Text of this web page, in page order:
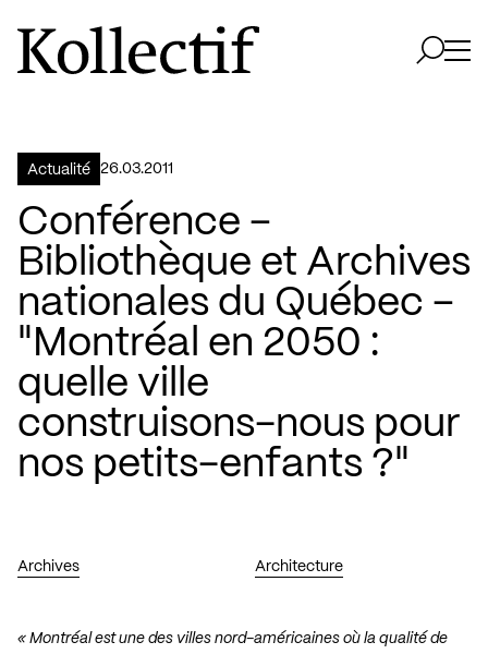
Aller à la page d'accueil
Logo Kollectif
Actualité 26.03.2011
Conférence –
Bibliothèque et Archives
nationales du Québec –
"Montréal en 2050 :
quelle ville
construisons-nous pour
nos petits-enfants ?"
Archives Architecture
« Montréal est une des villes nord-américaines où la qualité de